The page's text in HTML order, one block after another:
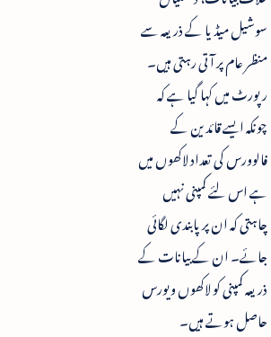
سوشیل میڈیا کے ذریعہ سے
منظر عام پر آتی رہتی ہیں۔
رپورٹ میں کہا گیا ہے کہ
چونکہ ایسے قائدین کے
فالوورس کی تعداد لاکھوں میں
ہے اس لئے کمپنی نہیں
چاہتی کہ ان پر پابندی لگائی
جائے۔ ان کے بیانات کے
ذریعہ کمپنی کو لاکھوں ویورس
حاصل ہوتے ہیں۔